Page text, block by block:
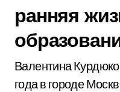
ранняя
Валентина
года в городе